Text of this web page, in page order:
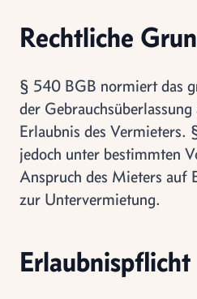
Rechtliche
§ 540 BGB normiert das
der
Erlaubnis des Vermieters.
jedoch unter bestimmten
Anspruch des Mieters auf
zur Untervermietung.
Erlaubnispflicht